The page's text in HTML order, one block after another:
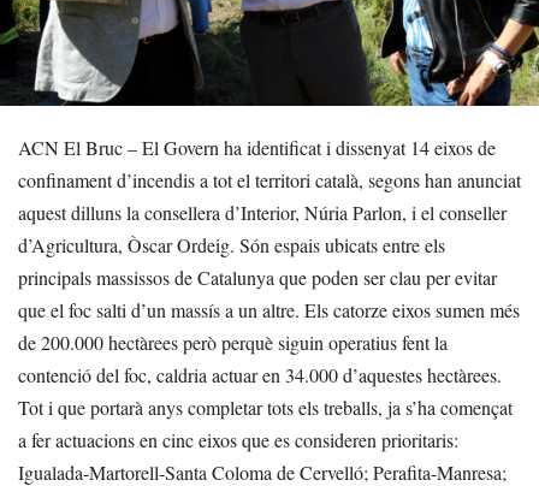
ACN El Bruc – El Govern ha identificat i dissenyat 14 eixos de
confinament d’incendis a tot el territori català, segons han anunciat
aquest dilluns la consellera d’Interior, Núria Parlon, i el conseller
d’Agricultura, Òscar Ordeig. Són espais ubicats entre els
principals massissos de Catalunya que poden ser clau per evitar
que el foc salti d’un massís a un altre. Els catorze eixos sumen més
de 200.000 hectàrees però perquè siguin operatius fent la
contenció del foc, caldria actuar en 34.000 d’aquestes hectàrees.
Tot i que portarà anys completar tots els treballs, ja s’ha començat
a fer actuacions en cinc eixos que es consideren prioritaris:
Igualada-Martorell-Santa Coloma de Cervelló; Perafita-Manresa;